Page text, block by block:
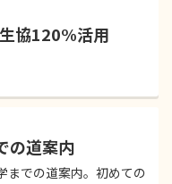
協120%活用
の道案内
までの道案内。初めての